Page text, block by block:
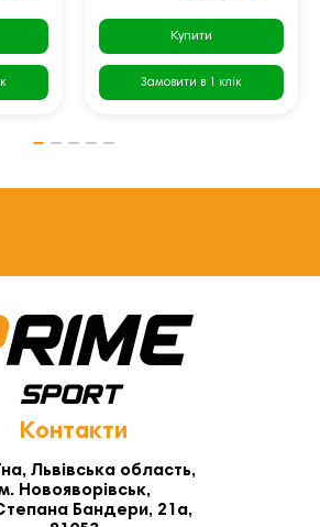
Купити
Замовити в 1 клік
Контакти
Львівська область,
Новояворівськ,
Бандери, 21а,